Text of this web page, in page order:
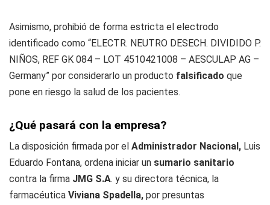
Asimismo, prohibió de forma estricta el electrodo
identificado como “ELECTR. NEUTRO DESECH. DIVIDIDO P.
NIÑOS, REF GK 084 – LOT 4510421008 – AESCULAP AG –
Germany” por considerarlo un producto falsificado que
pone en riesgo la salud de los pacientes.
¿Qué pasará con la empresa?
La disposición firmada por el Administrador Nacional, Luis
Eduardo Fontana, ordena iniciar un sumario sanitario
contra la firma JMG S.A. y su directora técnica, la
farmacéutica Viviana Spadella, por presuntas